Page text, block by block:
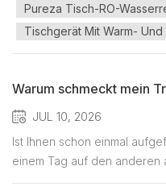
Pureza Tisch-RO-
Tischgerät Mit Warm-
Warum schmeckt mein
JUL 10, 2026
Ist Ihnen schon einmal
einem Tag auf den anderen
es plötzlich leicht nach